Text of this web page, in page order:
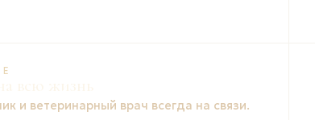
и ветеринарный врач всегда на связи.